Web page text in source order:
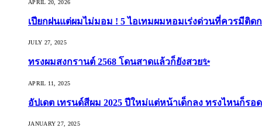
APRIL 20, 2026
เปียกฝนแต่ผมไม่มอม ! 5 ไอเทมผมหอมเร่งด่วนที่ควรมีติดก
JULY 27, 2025
ทรงผมสงกรานต์ 2568 โดนสาดแล้วก็ยังสวย✨
APRIL 11, 2025
อัปเดต เทรนด์สีผม 2025 ปีใหม่แต่หน้าเด็กลง ทรงไหนก็รอ
JANUARY 27, 2025